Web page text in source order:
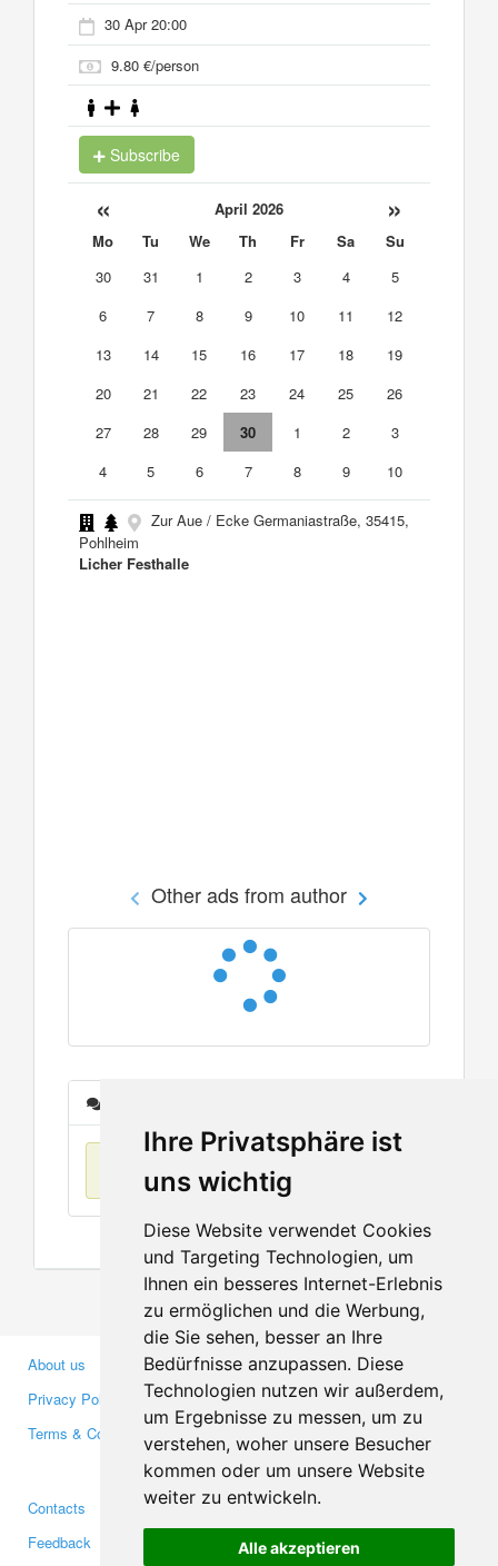
Ihre Privatsphäre ist
uns wichtig
Diese Website verwendet Cookies
und Targeting Technologien, um
Ihnen ein besseres Internet-Erlebnis
zu ermöglichen und die Werbung,
die Sie sehen, besser an Ihre
Bedürfnisse anzupassen. Diese
Technologien nutzen wir außerdem,
um Ergebnisse zu messen, um zu
verstehen, woher unsere Besucher
kommen oder um unsere Website
weiter zu entwickeln.
Alle akzeptieren
30 Apr 20:00
9.80 €/person
Subscribe
« April 2026 »
Mo Tu We Th Fr Sa
Su
30
31 1 2 3 4
5
6
7 8 9 10 11
12
13
14 15 16 17 18
19
20
21 22 23 24 25
26
27
28 29 30 1 2
3
4
5 6 7 8 9 10
Zur Aue / Ecke Germaniastraße, 35415,
Pohlheim
Licher Festhalle
Other ads from author
No items found
About us
Privacy Policy
Terms & Conditions
Business Partners
Investors
Media
Contacts
Feedback
Facebook
Twitter